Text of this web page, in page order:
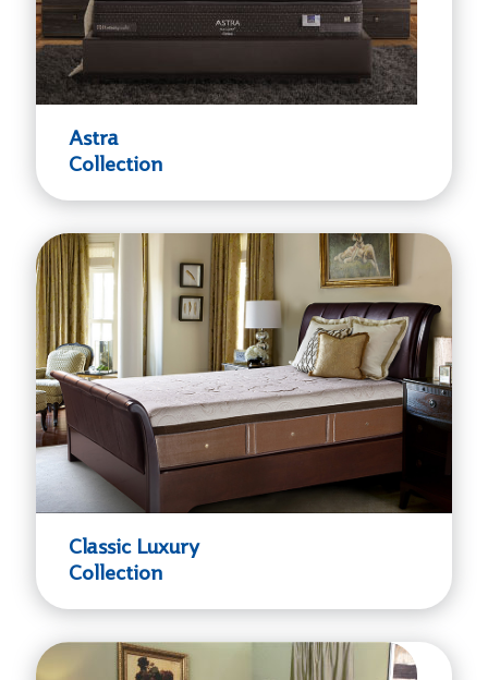
Astra
Collection
Classic Luxury
Collection